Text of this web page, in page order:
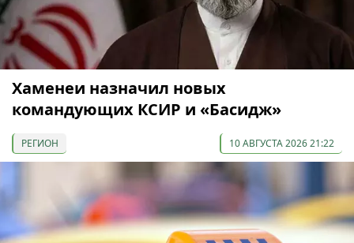
Хаменеи назначил новых
командующих КСИР и «Басидж»
РЕГИОН 10 АВГУСТА 2026 21:22